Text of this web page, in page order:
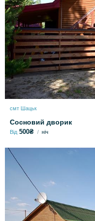
смт Шацьк
Сосновий дворик
Від 500₴ ніч